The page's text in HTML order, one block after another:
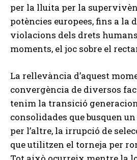
per la lluita per la
potències europees, fins a la
violacions dels drets
moments, el joc sobre el
La rellevància d’aquest
convergència de diversos
tenim la transició
consolidades que busquen
per l’altre, la irrupció de
que utilitzen el torneja per